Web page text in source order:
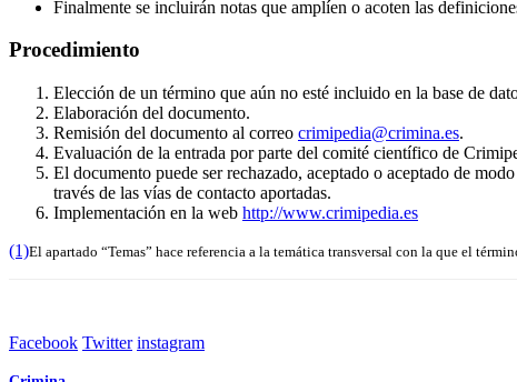
Finalmente se incluirán notas que amplíen o acoten las
Procedimiento
Elección de un término que aún no esté incluido en la base de
Elaboración del documento.
Remisión del documento al correo crimipedia@crimina.es.
Evaluación de la entrada por parte del comité científico de
El documento puede ser rechazado, aceptado o aceptado de
través de las vías de contacto aportadas.
Implementación en la web http://www.crimipedia.es
(1)El apartado “Temas” hace referencia a la temática transversal con la que el
Facebook Twitter instagram